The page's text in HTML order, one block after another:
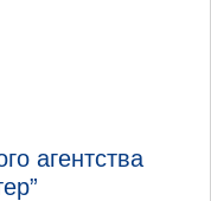
агентства